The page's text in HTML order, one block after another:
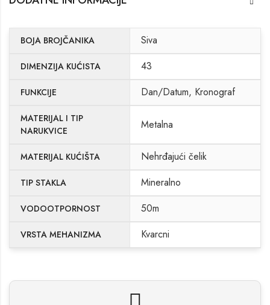
BOJA BROJČANIKA Siva
DIMENZIJA KUĆISTA 43
FUNKCIJE Dan/Datum, Kronograf
MATERIJAL I TIP
NARUKVICE
Metalna
MATERIJAL KUĆIŠTA Nehrđajući čelik
TIP STAKLA Mineralno
VODOOTPORNOST 50m
VRSTA MEHANIZMA Kvarcni